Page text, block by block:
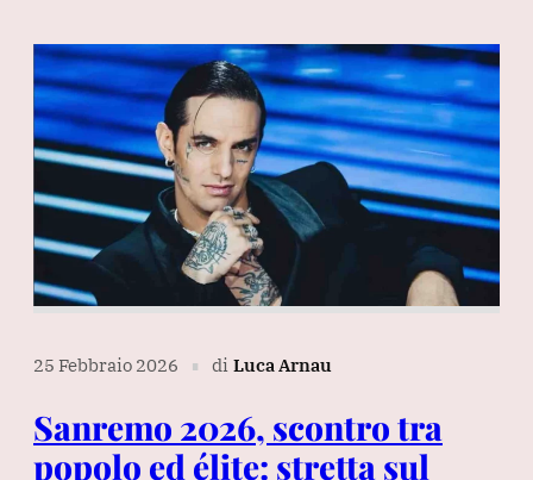
25 Febbraio 2026 ∎ di Luca Arnau
Sanremo 2026, scontro tra
popolo ed élite: stretta sul